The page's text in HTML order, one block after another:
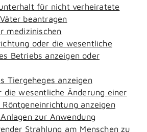
für nicht verheiratete
beantragen
medizinischen
oder die wesentliche
Betriebs anzeigen oder
Tiergeheges anzeigen
die wesentliche Änderung einer
anzeigen
zur Anwendung
Strahlung am Menschen zu